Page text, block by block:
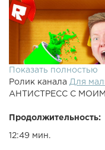
Показать полностью
Ролик канала Для
АНТИСТРЕСС С
Продолжительность:
12:49 мин.